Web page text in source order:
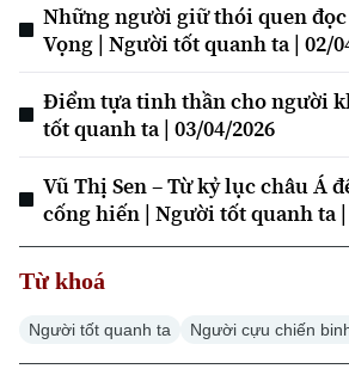
Chuyên mục
Thời sự
Những người giữ thói quen
Vọng | Người tốt quanh ta | 02/
Điểm tựa tinh thần cho người
tốt quanh ta | 03/04/2026
Vũ Thị Sen – Từ kỷ lục châu Á
cống hiến | Người tốt quanh ta |
Từ khoá
Người tốt quanh ta Người cựu chiến